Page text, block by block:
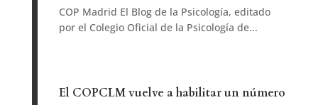
COP Madrid El Blog de la Psicología, editado
por el Colegio Oficial de la Psicología de...
El COPCLM vuelve a habilitar un número